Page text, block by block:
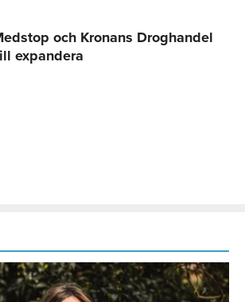
och Kronans Droghandel
expandera